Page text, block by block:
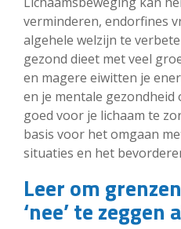
verminderen, endorfines
algehele welzijn te
gezond dieet met veel
en magere eiwitten je
en je mentale
goed voor je lichaam te
basis voor het omgaan
situaties en het
Leer om
‘nee’ te